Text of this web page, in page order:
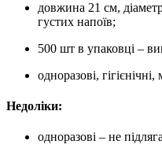
довжина 21 см,
густих напоїв;
500 шт в упаковці –
одноразові,
Недоліки:
одноразові – не